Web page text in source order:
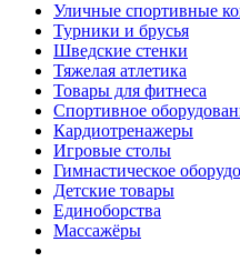
Уличные спортивные
Турники и брусья
Шведские стенки
Тяжелая атлетика
Товары для фитнеса
Спортивное
Кардиотренажеры
Игровые столы
Гимнастическое
Детские товары
Единоборства
Массажёры